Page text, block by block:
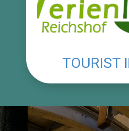
TOURIST